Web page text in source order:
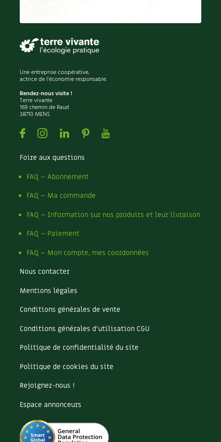
Habitat écologique
Matériaux écologiques
Énergie
Gestion de l’eau
Entretien de la maison
Décoration et petit bricolage
Santé et bien-être
Société et alternatives
Vivre l’écologie
Protéger la nature
Enfants
Actions pour la planète
Les 4 saisons
Archives
Expés
Bonnes adresses
Liste des pépiniéristes
Mieux consommer
Une entreprise coopérative,
actrice de l'économie responsable.
Rendez-nous visite !
Terre vivante
169 chemin de Raud
38710 MENS
FacebookInstagramLinkedin
PinterestYoutube
Foire aux questions
FAQ – Abonnement
FAQ – Ma commande
FAQ – Information sur nos produits et leur livraison
FAQ – Paiement
FAQ – Mon compte, mes coordonnées
Nous contacter
Mentions légales
Conditions générales de vente
Conditions générales d’utilisation CGU
Politique de confidentialité du site
Politique de cookies du site
Rejoignez-nous !
Espace annonceurs